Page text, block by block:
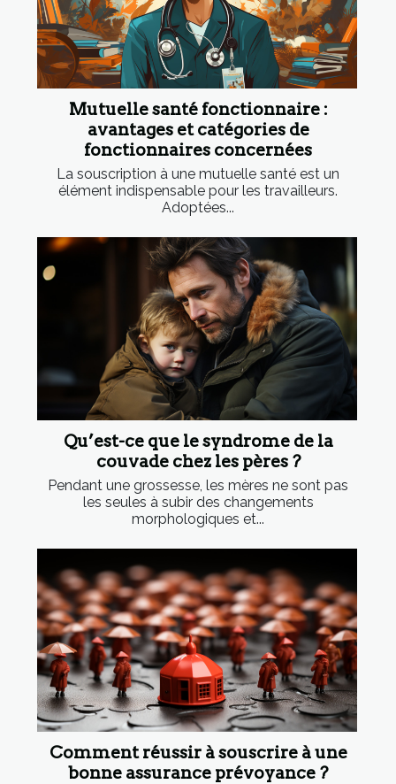
Mutuelle santé fonctionnaire :
avantages et catégories de
fonctionnaires concernées
La souscription à une mutuelle santé est un
élément indispensable pour les travailleurs.
Adoptées...
Qu’est-ce que le syndrome de la
couvade chez les pères ?
Pendant une grossesse, les mères ne sont pas
les seules à subir des changements
morphologiques et...
Comment réussir à souscrire à une
bonne assurance prévoyance ?